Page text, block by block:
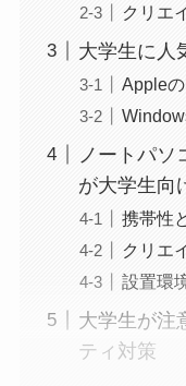
クリエ
大学生に人
Apple
ノートパソ
が大学生向
携帯性
クリエ
設置環
大学生が注
ティ対策